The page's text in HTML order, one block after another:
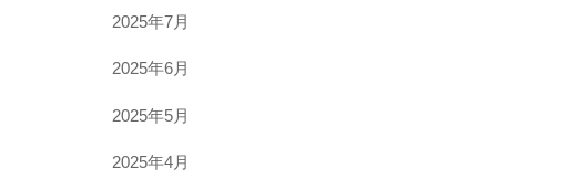
2025年7月
2025年6月
2025年5月
2025年4月